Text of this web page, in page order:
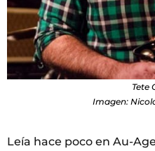
Tete
Imagen:
Leía hace poco en Au-